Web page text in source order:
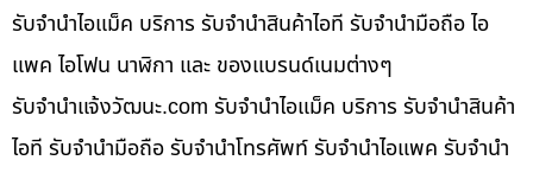
รับจำนำไอแม็ค บริการ รับจำนำสินค้าไอที รับจำนำมือถือ ไอ
แพค ไอโฟน นาฬิกา และ ของแบรนด์เนมต่างๆ
รับจํานําแจ้งวัฒนะ.com รับจำนำไอแม็ค บริการ รับจำนำสินค้า
ไอที รับจำนำมือถือ รับจำนำโทรศัพท์ รับจำนำไอแพค รับจำนำ